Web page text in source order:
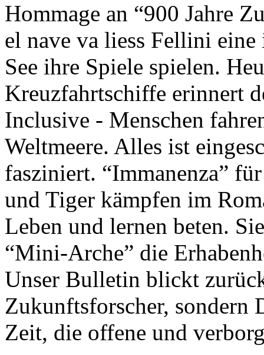
Hommage an “900 Jahre
el nave va liess Fellini
See ihre Spiele spielen.
Kreuzfahrtschiffe erinnert
Inclusive - Menschen
Weltmeere. Alles ist
fasziniert. “Immanenza”
und Tiger kämpfen im
Leben und lernen beten.
“Mini-Arche” die
Unser Bulletin blickt
Zukunftsforscher, sondern
Zeit, die offene und